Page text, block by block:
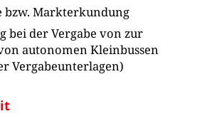
bzw. Markterkundung
bei der Vergabe von zur
autonomen Kleinbussen
Vergabeunterlagen)